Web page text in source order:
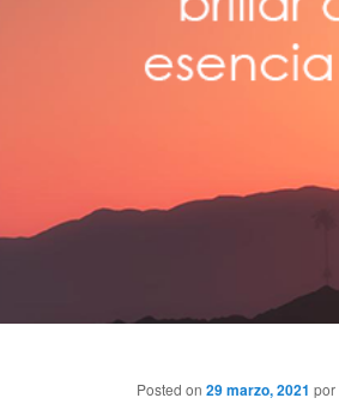
Posted on 29 marzo, 2021 por